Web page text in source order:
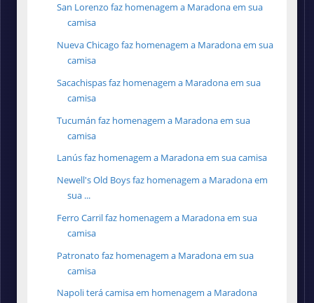
San Lorenzo faz homenagem a Maradona em sua
camisa
Nueva Chicago faz homenagem a Maradona em sua
camisa
Sacachispas faz homenagem a Maradona em sua
camisa
Tucumán faz homenagem a Maradona em sua
camisa
Lanús faz homenagem a Maradona em sua camisa
Newell's Old Boys faz homenagem a Maradona em
sua ...
Ferro Carril faz homenagem a Maradona em sua
camisa
Patronato faz homenagem a Maradona em sua
camisa
Napoli terá camisa em homenagem a Maradona